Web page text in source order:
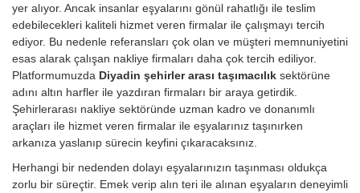
yer alıyor. Ancak insanlar eşyalarını gönül rahatlığı ile teslim
edebilecekleri kaliteli hizmet veren firmalar ile çalışmayı tercih
ediyor. Bu nedenle referansları çok olan ve müşteri memnuniyetini
esas alarak çalışan nakliye firmaları daha çok tercih ediliyor.
Platformumuzda Diyadin şehirler arası taşımacılık sektörüne
adını altın harfler ile yazdıran firmaları bir araya getirdik.
Şehirlerarası nakliye sektöründe uzman kadro ve donanımlı
araçları ile hizmet veren firmalar ile eşyalarınız taşınırken
arkanıza yaslanıp sürecin keyfini çıkaracaksınız.
Herhangi bir nedenden dolayı eşyalarınızın taşınması oldukça
zorlu bir süreçtir. Emek verip alın teri ile alınan eşyaların deneyimli